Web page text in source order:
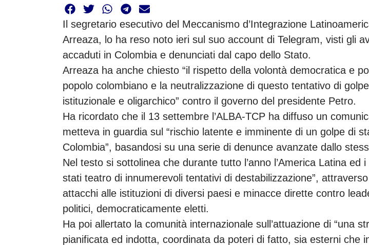
Il segretario esecutivo del Meccanismo d’Integrazione
Arreaza, lo ha reso noto ieri sul suo account di Telegram, visti gli
accaduti in Colombia e denunciati dal capo dello Stato.
Arreaza ha anche chiesto “il rispetto della volontà democratica e
popolo colombiano e la neutralizzazione di questo tentativo di
istituzionale e oligarchico” contro il governo del presidente Petro.
Ha ricordato che il 13 settembre l’ALBA-TCP ha diffuso un
metteva in guardia sul “rischio latente e imminente di un golpe di
Colombia”, basandosi su una serie di denunce avanzate dallo
Nel testo si sottolinea che durante tutto l’anno l’America Latina ed i
stati teatro di innumerevoli tentativi di destabilizzazione”,
attacchi alle istituzioni di diversi paesi e minacce dirette contro
politici, democraticamente eletti.
Ha poi allertato la comunità internazionale sull’attuazione di “una
pianificata ed indotta, coordinata da poteri di fatto, sia esterni che